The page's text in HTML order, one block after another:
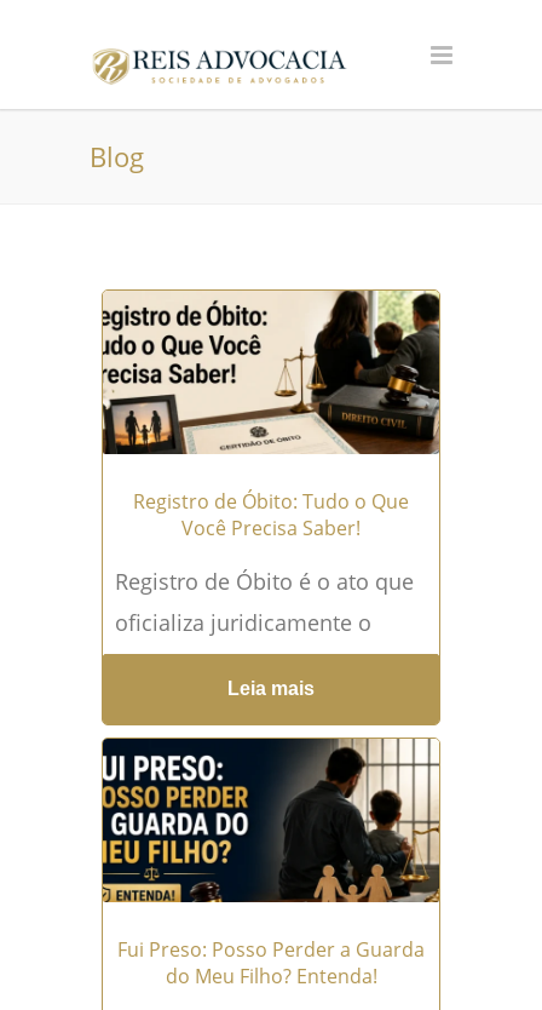
Blog
Registro de Óbito: Tudo o Que
Você Precisa Saber!
Registro de Óbito é o ato que
oficializa juridicamente o
falecimento de uma pessoa.
Sem essa formalização, a
família pode enfrentar
dificuldades para...Leia mais
→
Leia mais
Fui Preso: Posso Perder a Guarda
do Meu Filho? Entenda!